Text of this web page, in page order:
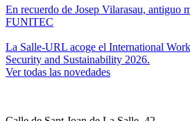
En recuerdo de Josep Vilarasau, antiguo
FUNITEC
La Salle-URL acoge el International
Security and Sustainability 2026.
Ver todas las novedades